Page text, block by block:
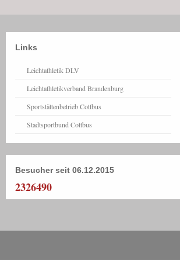
Links
Leichtathletik DLV
Leichtathletikverband Brandenburg
Sportstättenbetrieb Cottbus
Stadtsportbund Cottbus
Besucher seit 06.12.2015
2326490